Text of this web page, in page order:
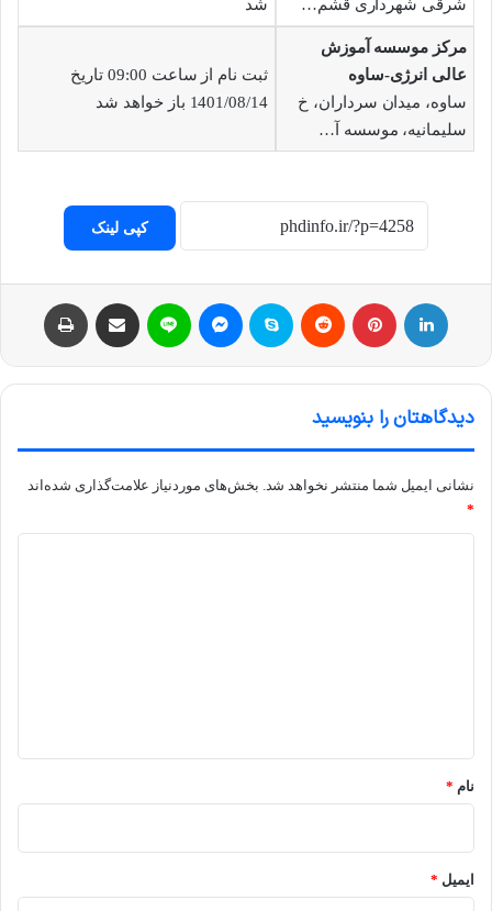
شرقی شهرداری قشم…
شد
مرکز موسسه آموزش
عالی انرژی-ساوه
ساوه، میدان سرداران، خ
سلیمانیه، موسسه آ…
ثبت نام از ساعت 09:00 تاریخ
1401/08/14 باز خواهد شد
کپی لینک
دیدگاهتان را بنویسید
نشانی ایمیل شما منتشر نخواهد شد. بخش‌های موردنیاز علامت‌گذاری شده‌اند
*
نام *
ایمیل *